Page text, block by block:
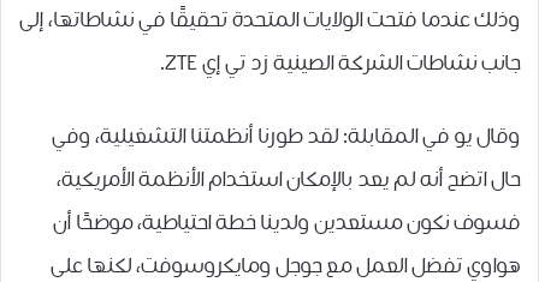
وذلك عندما فتحت الولايات المتحدة تحقيقًا في نشاطاتها، إلى
جانب نشاطات الشركة الصينية زد تي إي ZTE.
وقال يو في المقابلة: لقد طورنا أنظمتنا التشغيلية، وفي
حال اتضح أنه لم يعد بالإمكان استخدام الأنظمة الأمريكية،
فسوف نكون مستعدين ولدينا خطة احتياطية، موضحًا أن
هواوي تفضل العمل مع جوجل ومايكروسوفت، لكنها على